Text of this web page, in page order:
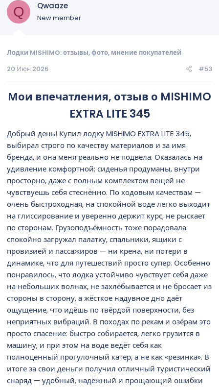
Q Qwaaze
New member
Лодки MISHIMO: отзывы, фото, мнение покупателей
20 Июн 2026
#53
Мои впечатления, отзыв о MISHIMO
EXTRA LITE 345​
Добрый день! Купил лодку MISHIMO EXTRA LITE 345,
выбирал строго по качеству материалов и за имя
бренда, и она меня реально не подвела. Оказалась на
удивление комфортной: сиденья продуманы, внутри
просторно, даже с полным комплектом вещей не
чувствуешь себя стеснённо. По ходовым качествам —
очень быстроходная, на спокойной воде легко выходит
на глиссирование и уверенно держит курс, не рыскает
по сторонам. Грузоподъёмность тоже порадовала:
спокойно загружал палатку, спальники, ящики с
провизией и пассажиров — ни крена, ни потери в
динамике, что для путешествий просто супер. Особенно
понравилось, что лодка устойчиво чувствует себя даже
на небольших волнах, не захлёбывается и не бросает из
стороны в сторону, а жёсткое надувное дно даёт
ощущение, что идёшь по твёрдой поверхности, без
неприятных вибраций. В походах по рекам и озёрам это
просто спасение: быстро собирается, легко грузится в
машину, и при этом на воде ведёт себя как
полноценный прогулочный катер, а не как «резинка». В
итоге за свои деньги получил отличный туристический
снаряд — удобный, надёжный и прощающий ошибки